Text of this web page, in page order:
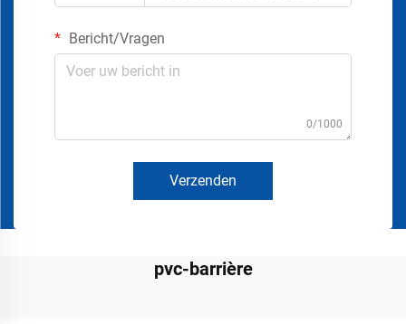
Bericht/Vragen
0/1000
Verzenden
pvc-barrière